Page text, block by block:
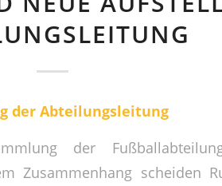
der Abteilungsleitung
der
Zusammenhang scheiden